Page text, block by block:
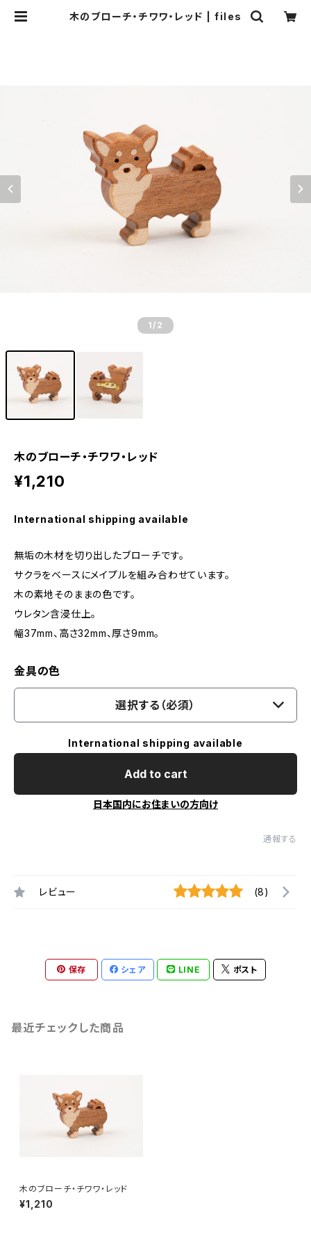
木のブローチ・チワワ・レッド | files
1 /2
木のブローチ・チワワ・レッド
¥1,210
International shipping available
無垢の木材を切り出したブローチです。
サクラをベースにメイプルを組み合わせています。
木の素地そのままの色です。
ウレタン含浸仕上。
幅37mm、高さ32mm、厚さ9mm。
金具の色
選択する（必須）
International shipping available
Add to cart
日本国内にお住まいの方向け
通報する
レビュー (8)
保存 シェア LINE ポスト
最近チェックした商品
木のブローチ・チワワ・レッド
¥1,210